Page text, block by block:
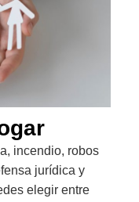
incendio, robos
jurídica y
elegir entre